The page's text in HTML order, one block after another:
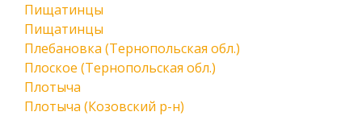
Пищатинцы
Пищатинцы
Плебановка (Тернопольская обл.)
Плоское (Тернопольская обл.)
Плотыча
Плотыча (Козовский р-н)